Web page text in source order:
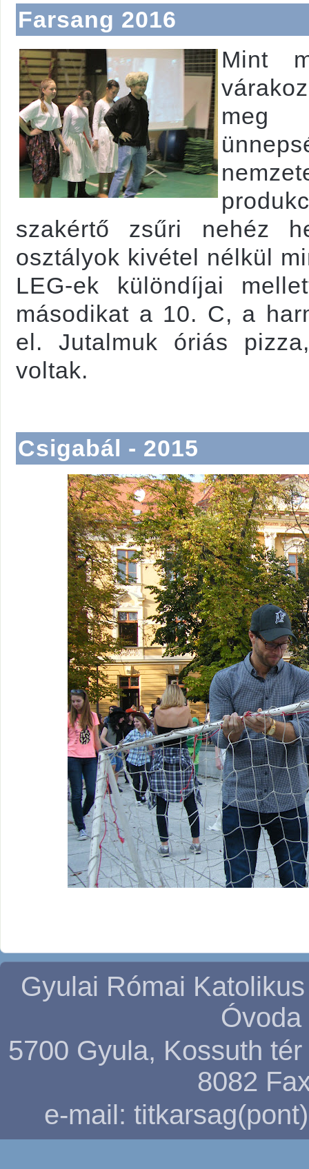
Farsang 2016
Mint
meg
szakértő zsűri nehéz
osztályok kivétel nélkül
LEG-ek különdíjai
másodikat a 10. C, a
el. Jutalmuk óriás
voltak.
Csigabál - 2015
Gyulai Római
5700 Gyula, Kossuth
8082
e-mail: